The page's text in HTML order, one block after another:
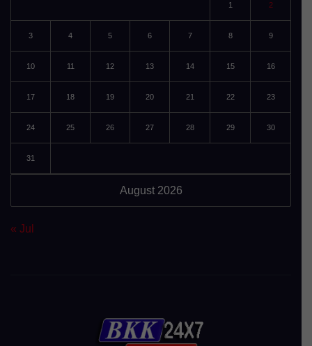
August 2026
1 2
3 4 5 6 7 8 9
10 11 12 13 14 15 16
17 18 19 20 21 22 23
24 25 26 27 28 29 30
31
« Jul